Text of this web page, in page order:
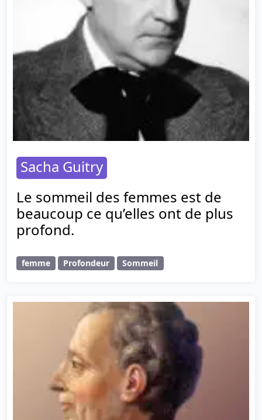
Sacha Guitry
Le sommeil des femmes est de
beaucoup ce qu’elles ont de plus
profond.
femme Profondeur Sommeil